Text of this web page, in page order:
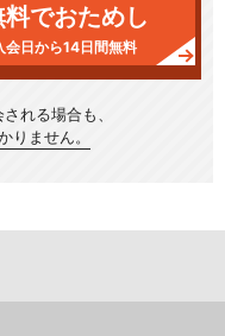
でおためし
日から14日間無料
れる場合も、
りません。